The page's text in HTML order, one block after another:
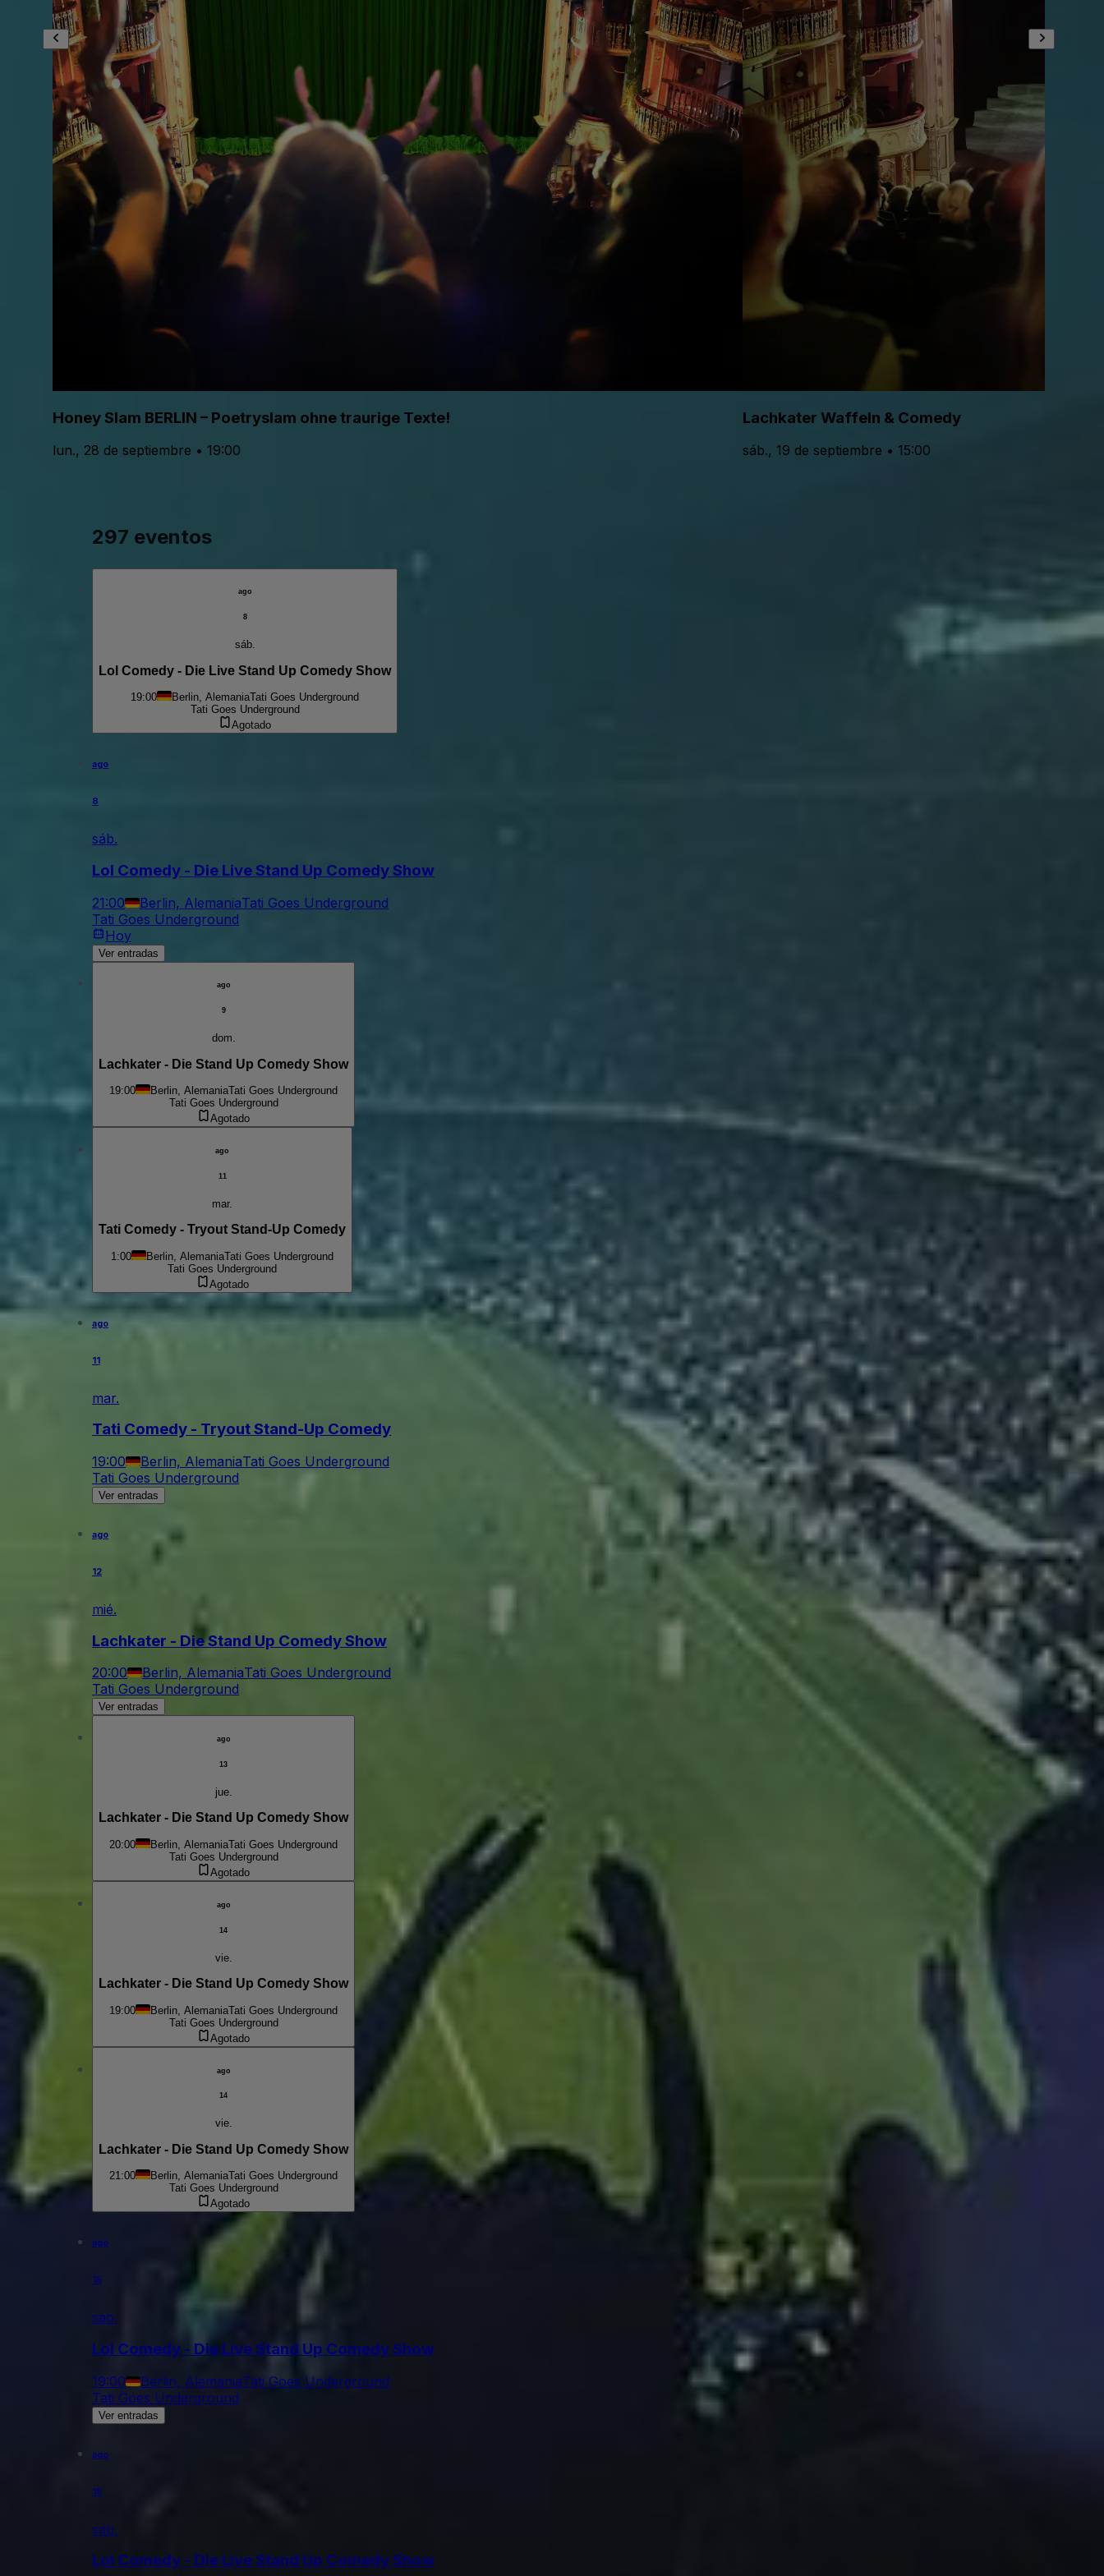
Honey Slam BERLIN – Poetryslam ohne traurige Texte!
lun., 28 de septiembre • 19:00
Lachkater Waffeln & Comedy
sáb., 19 de septiembre • 15:00
297 eventos
ago
8
sáb.
Lol Comedy - Die Live Stand Up Comedy Show
19:00 Berlin, AlemaniaTati Goes Underground
Tati Goes Underground
Agotado
ago
8
sáb.
Lol Comedy - Die Live Stand Up Comedy Show
21:00 Berlin, AlemaniaTati Goes Underground
Tati Goes Underground
Hoy
Ver entradas
ago
9
dom.
Lachkater - Die Stand Up Comedy Show
19:00 Berlin, AlemaniaTati Goes Underground
Tati Goes Underground
Agotado
ago
11
mar.
Tati Comedy - Tryout Stand-Up Comedy
1:00 Berlin, AlemaniaTati Goes Underground
Tati Goes Underground
Agotado
ago
11
mar.
Tati Comedy - Tryout Stand-Up Comedy
19:00 Berlin, AlemaniaTati Goes Underground
Tati Goes Underground
Ver entradas
ago
12
mié.
Lachkater - Die Stand Up Comedy Show
20:00 Berlin, AlemaniaTati Goes Underground
Tati Goes Underground
Ver entradas
ago
13
jue.
Lachkater - Die Stand Up Comedy Show
20:00 Berlin, AlemaniaTati Goes Underground
Tati Goes Underground
Agotado
ago
14
vie.
Lachkater - Die Stand Up Comedy Show
19:00 Berlin, AlemaniaTati Goes Underground
Tati Goes Underground
Agotado
ago
14
vie.
Lachkater - Die Stand Up Comedy Show
21:00 Berlin, AlemaniaTati Goes Underground
Tati Goes Underground
Agotado
ago
15
sáb.
Lol Comedy - Die Live Stand Up Comedy Show
19:00 Berlin, AlemaniaTati Goes Underground
Tati Goes Underground
Ver entradas
ago
15
sáb.
Lol Comedy - Die Live Stand Up Comedy Show